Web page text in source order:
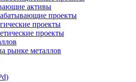
активы
проекты
проекты
проекты
рынке металлов